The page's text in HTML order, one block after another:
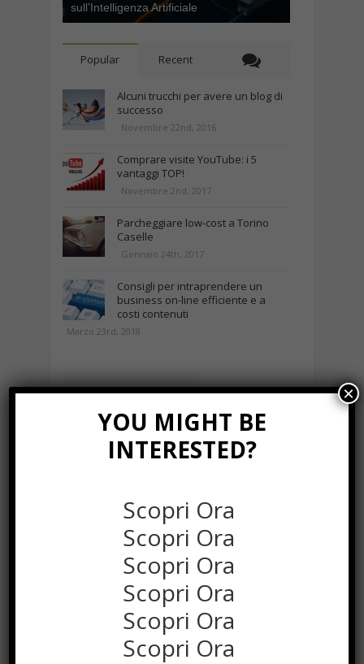
sull’Intelligenza Artificiale
Popular Recent
Alcuni trucchi per avere un blog di
successo
Novembre 22nd, 2016
Comprare visite YouTube: i 5
vantaggi TOP!
Novembre 2nd, 2017
Parcheggiare low-cost a Torino
Caselle
Gennaio 24th, 2017
Consigli per intraprendere un
business on-line efficiente e a
costi contenuti
Marzo 23rd, 2018
NEWS IN UNA FOTO
YOU MIGHT BE
INTERESTED?
Scopri Ora
Scopri Ora
Scopri Ora
Scopri Ora
Scopri Ora
Scopri Ora
×